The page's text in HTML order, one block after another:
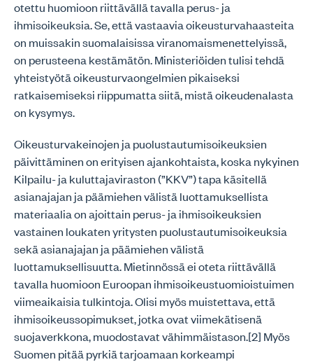
otettu huomioon riittävällä tavalla perus- ja
ihmisoikeuksia. Se, että vastaavia oikeusturvahaasteita
on muissakin suomalaisissa viranomaismenettelyissä,
on perusteena kestämätön. Ministeriöiden tulisi tehdä
yhteistyötä oikeusturvaongelmien pikaiseksi
ratkaisemiseksi riippumatta siitä, mistä oikeudenalasta
on kysymys.
Oikeusturvakeinojen ja puolustautumisoikeuksien
päivittäminen on erityisen ajankohtaista, koska nykyinen
Kilpailu- ja kuluttajaviraston (”KKV”) tapa käsitellä
asianajajan ja päämiehen välistä luottamuksellista
materiaalia on ajoittain perus- ja ihmisoikeuksien
vastainen loukaten yritysten puolustautumisoikeuksia
sekä asianajajan ja päämiehen välistä
luottamuksellisuutta. Mietinnössä ei oteta riittävällä
tavalla huomioon Euroopan ihmisoikeustuomioistuimen
viimeaikaisia tulkintoja. Olisi myös muistettava, että
ihmisoikeussopimukset, jotka ovat viimekätisenä
suojaverkkona, muodostavat vähimmäistason.[2] Myös
Suomen pitää pyrkiä tarjoamaan korkeampi